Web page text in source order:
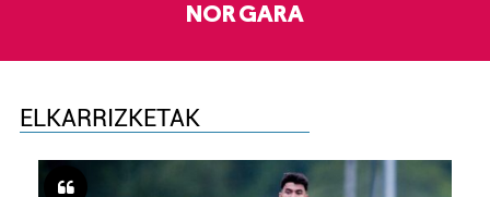
NOR GARA
ELKARRIZKETAK